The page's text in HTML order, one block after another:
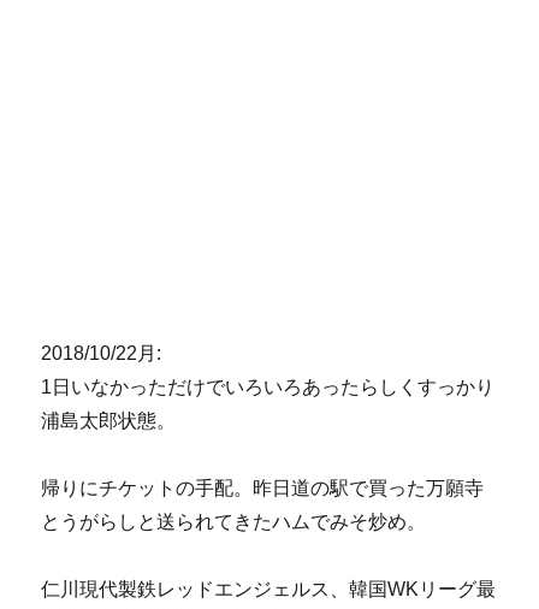
2018/10/22月:
1日いなかっただけでいろいろあったらしくすっかり
浦島太郎状態。
帰りにチケットの手配。昨日道の駅で買った万願寺
とうがらしと送られてきたハムでみそ炒め。
仁川現代製鉄レッドエンジェルス、韓国WKリーグ最